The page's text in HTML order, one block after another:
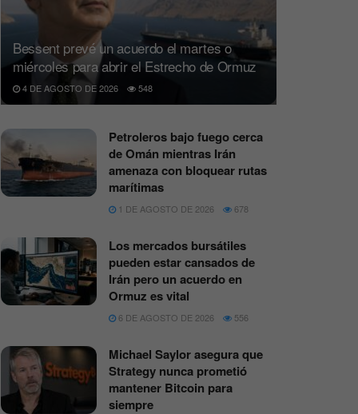
Bessent prevé un acuerdo el martes o
miércoles para abrir el Estrecho de Ormuz
4 DE AGOSTO DE 2026 548
Petroleros bajo fuego cerca
de Omán mientras Irán
amenaza con bloquear rutas
marítimas
1 DE AGOSTO DE 2026 678
Los mercados bursátiles
pueden estar cansados de
Irán pero un acuerdo en
Ormuz es vital
6 DE AGOSTO DE 2026 556
Michael Saylor asegura que
Strategy nunca prometió
mantener Bitcoin para
siempre